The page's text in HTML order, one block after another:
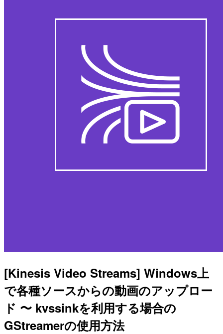
[Kinesis Video Streams] Windows上
で各種ソースからの動画のアップロー
ド 〜 kvssinkを利用する場合の
GStreamerの使用方法